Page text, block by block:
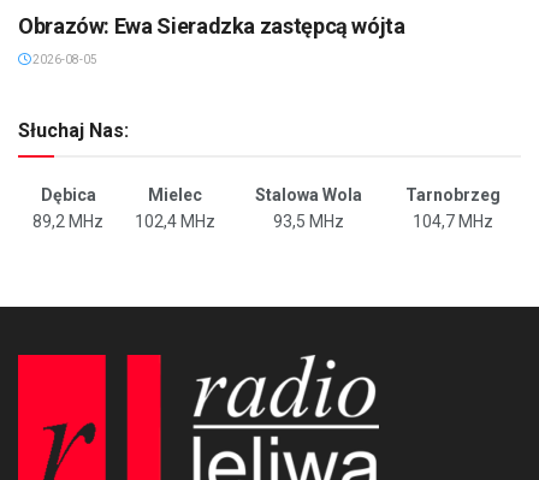
Obrazów: Ewa Sieradzka zastępcą wójta
2026-08-05
Słuchaj Nas:
Dębica Mielec Stalowa Wola
Tarnobrzeg
89,2 MHz
102,4 MHz 93,5 MHz 104,7 MHz